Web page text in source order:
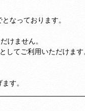
なっております。
けません。
してご利用いただけます
す。